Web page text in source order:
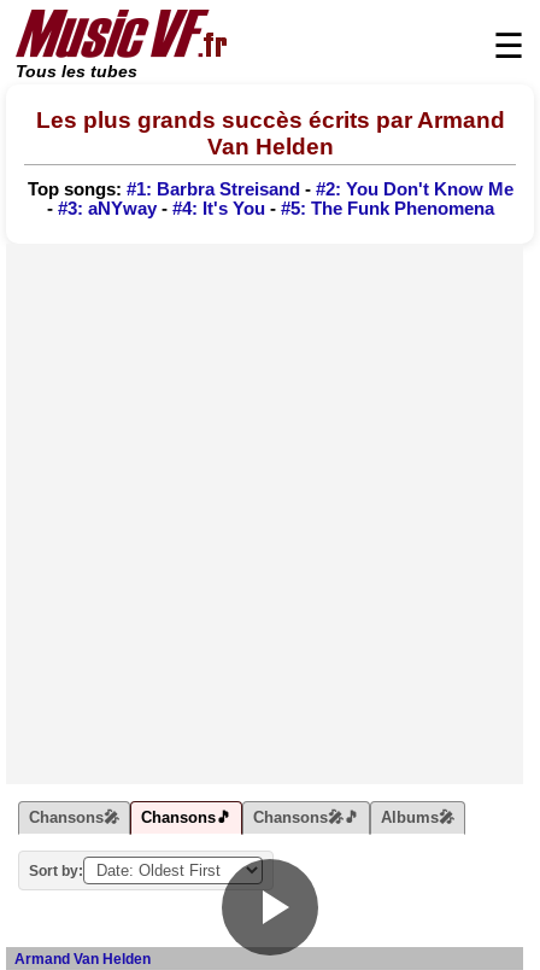
Tous les tubes
☰
Les plus grands succès écrits par Armand
Van Helden
Top songs: #1: Barbra Streisand - #2: You Don't Know Me
- #3: aNYway- #4: It's You- #5: The Funk Phenomena
Chansons🎤 Chansons🎵 Chansons🎤🎵 Albums🎤
Sort by:
Armand Van Helden